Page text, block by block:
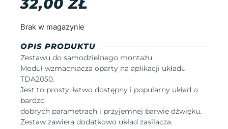
Brak w magazynie
OPIS PRODUKTU
Zestawu do samodzielnego montażu.
Moduł wzmacniacza oparty na aplikacji układu
TDA2050.
Jest to prosty, łatwo dostępny i popularny układ o
bardzo
dobrych parametrach i przyjemnej barwie dźwięku.
Zestaw zawiera dodatkowo układ zasilacza.